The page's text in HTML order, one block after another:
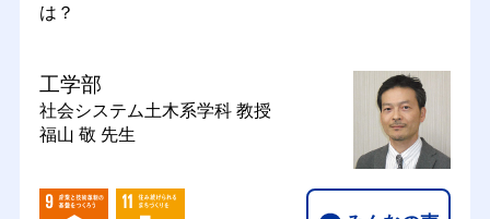
は？
工学部
社会システム土木系学科 教授
福山 敬 先生